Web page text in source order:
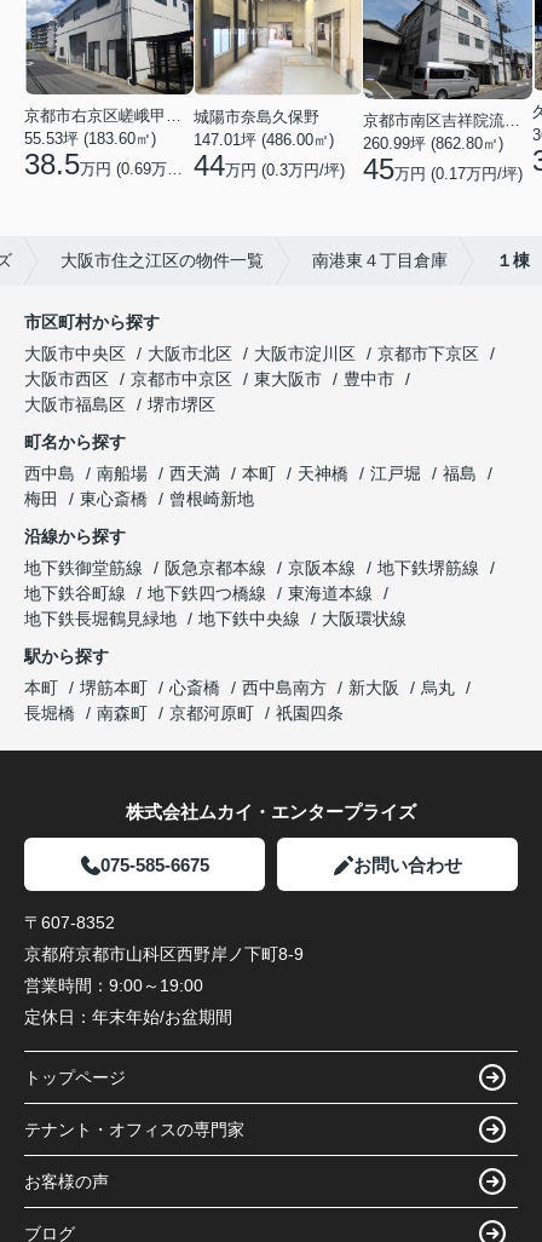
55.53坪 (183.60㎡)
38.5万円 (0.69万円/坪)
城陽市奈島久保野
147.01坪 (486.00㎡)
44万円 (0.3万円/坪)
京都市南区吉祥院流作町
260.99坪 (862.80㎡)
45万円 (0.17万円/坪)
大阪市住之江区の物件一覧 南港東４丁目倉庫 １棟
市区町村から探す
大阪市中央区
大阪市北区 大阪市淀川区
京都市下京区
大阪市西区
京都市中京区 東大阪市
豊中市
大阪市福島区
堺市堺区
町名から探す
西中島
南船場 西天満 本町 天神橋 江戸堀
福島
梅田
東心斎橋
曾根崎新地
沿線から探す
地下鉄御堂筋線
阪急京都本線 京阪本線
地下鉄堺筋線
地下鉄谷町線
地下鉄四つ橋線
東海道本線
地下鉄長堀鶴見緑地
地下鉄中央線
大阪環状線
駅から探す
本町
堺筋本町 心斎橋 西中島南方 新大阪
烏丸
長堀橋
南森町 京都河原町 祇園四条
株式会社ムカイ・エンタープライズ
075-585-6675 お問い合わせ
〒607-8352
京都府京都市山科区西野岸ノ下町8-9
営業時間： 9:00～19:00
定休日： 年末年始/お盆期間
トップページ
テナント・オフィスの専門家
お客様の声
ブログ